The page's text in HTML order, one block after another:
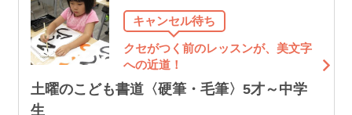
キャンセル待ち
クセがつく前のレッスンが、美文字
への近道！
土曜のこども書道〈硬筆・毛筆〉5才～中学
生